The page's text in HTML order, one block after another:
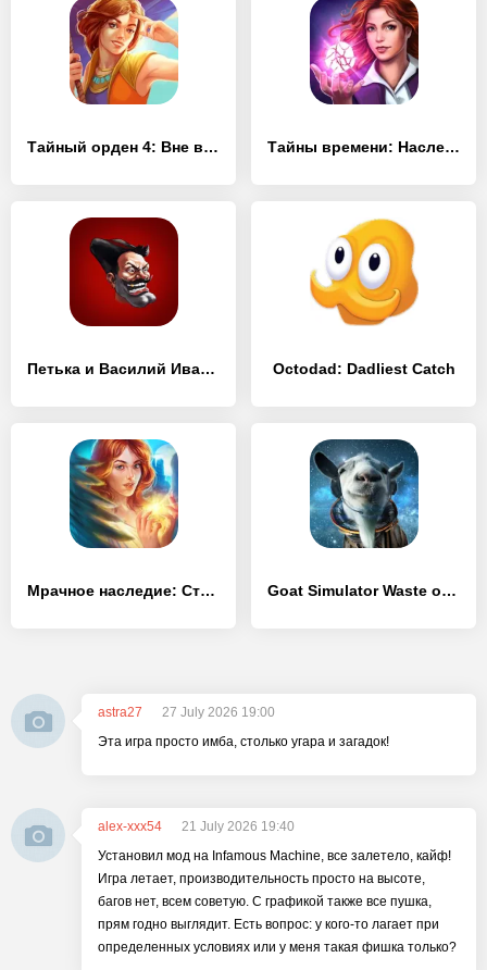
Тайный орден 4: Вне времени (Full) Тайны времени: Наследие (Full)
Петька и Василий Иванович Octodad: Dadliest Catch
Мрачное наследие: Стражи надежды (Full) Goat Simulator Waste of Space
astra27
27 July 2026 19:00
Эта игра просто имба, столько угара и загадок!
alex-xxx54
21 July 2026 19:40
Установил мод на Infamous Machine, все залетело, кайф!
Игра летает, производительность просто на высоте,
багов нет, всем советую. С графикой также все пушка,
прям годно выглядит. Есть вопрос: у кого-то лагает при
определенных условиях или у меня такая фишка только?